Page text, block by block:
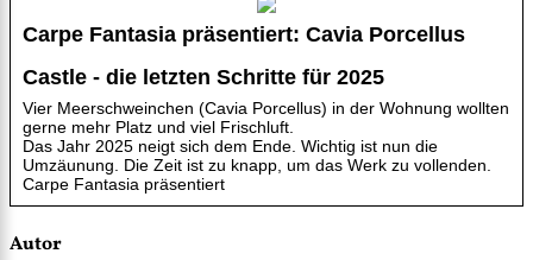
Carpe Fantasia präsentiert: Cavia Porcellus
Castle - die letzten Schritte für 2025
Vier Meerschweinchen (Cavia Porcellus) in der Wohnung wollten
gerne mehr Platz und viel Frischluft.
Das Jahr 2025 neigt sich dem Ende. Wichtig ist nun die
Umzäunung. Die Zeit ist zu knapp, um das Werk zu vollenden.
Carpe Fantasia präsentiert
Autor